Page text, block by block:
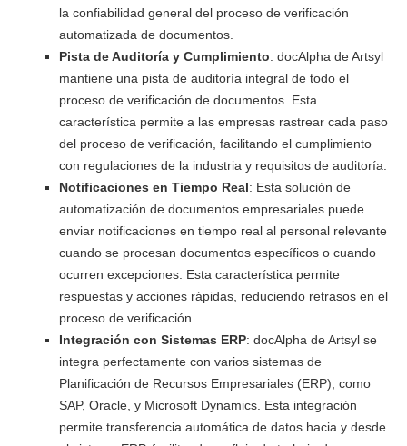
la confiabilidad general del proceso de verificación
automatizada de documentos.
Pista de Auditoría y Cumplimiento: docAlpha de Artsyl
mantiene una pista de auditoría integral de todo el
proceso de verificación de documentos. Esta
característica permite a las empresas rastrear cada paso
del proceso de verificación, facilitando el cumplimiento
con regulaciones de la industria y requisitos de auditoría.
Notificaciones en Tiempo Real: Esta solución de
automatización de documentos empresariales puede
enviar notificaciones en tiempo real al personal relevante
cuando se procesan documentos específicos o cuando
ocurren excepciones. Esta característica permite
respuestas y acciones rápidas, reduciendo retrasos en el
proceso de verificación.
Integración con Sistemas ERP: docAlpha de Artsyl se
integra perfectamente con varios sistemas de
Planificación de Recursos Empresariales (ERP), como
SAP, Oracle, y Microsoft Dynamics. Esta integración
permite transferencia automática de datos hacia y desde